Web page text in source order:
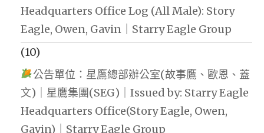
Headquarters Office Log (All Male): Story
Eagle, Owen, Gavin｜Starry Eagle Group
(10)
公告單位：星鷹總部辦公室(故事鷹、歐恩、蓋
文)｜星鷹集團(SEG)｜Issued by: Starry Eagle
Headquarters Office(Story Eagle, Owen,
Gavin)｜Starry Eagle Group